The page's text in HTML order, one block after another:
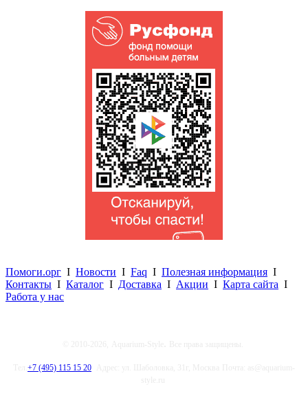
Помоги.орг I Новости I Faq I Полезная информация I
Контакты I Каталог I Доставка I Акции I Карта сайта I
Работа у нас
+7 (495) 115 15 20